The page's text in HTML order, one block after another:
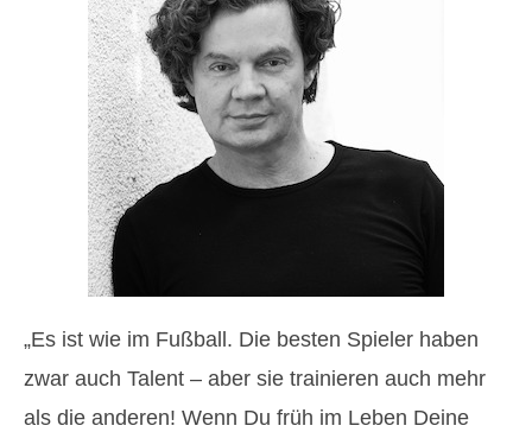
„Es ist wie im Fußball. Die besten Spieler haben
zwar auch Talent – aber sie trainieren auch mehr
als die anderen! Wenn Du früh im Leben Deine